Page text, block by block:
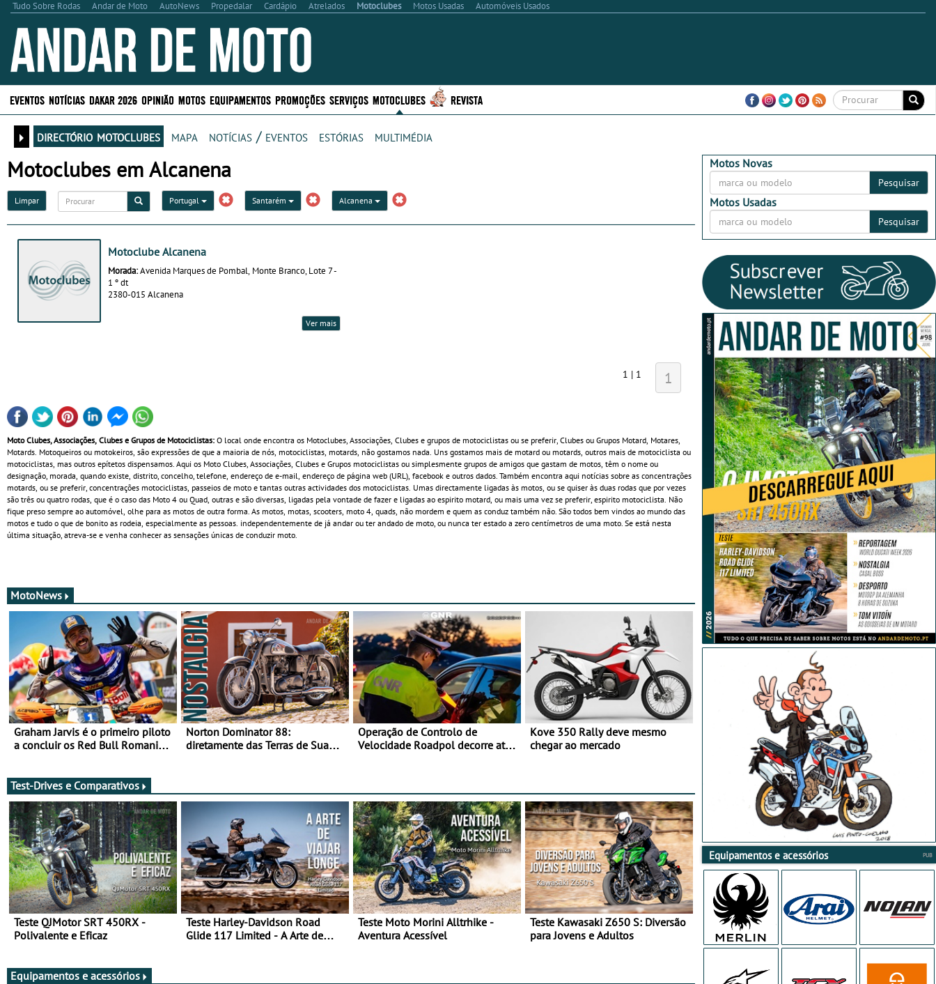
Tudo Sobre Rodas Andar de Moto AutoNews Propedalar Cardápio Atrelados Motoclubes Motos Usadas Automóveis Usados
EVENTOS NOTÍCIAS DAKAR 2026 OPINIÃO MOTOS EQUIPAMENTOS PROMOÇÕES SERVIÇOS MOTOCLUBES REVISTA
directório motoclubes mapa notícias / eventos estórias multimédia
Motoclubes em Alcanena
Limpar Portugal Santarém Alcanena
Motoclube Alcanena
Morada:Avenida Marques de Pombal, Monte Branco, Lote 7 -
1 º dt
2380-015 Alcanena
Ver mais
1 | 1 1
Moto Clubes, Associações, Clubes e Grupos de Motociclistas: O local onde encontra os Motoclubes, Associações, Clubes e grupos de motociclistas ou se preferir, Clubes ou Grupos Motard, Motares,
Motards. Motoqueiros ou motokeiros, são expressões de que a maioria de nós, motociclistas, motards, não gostamos nada. Uns gostamos mais de motard ou motards, outros mais de motociclista ou
motociclistas, mas outros epítetos dispensamos. Aqui os Moto Clubes, Associações, Clubes e Grupos motociclistas ou simplesmente grupos de amigos que gastam de motos, têm o nome ou
designação, morada, quando existe, distrito, concelho, telefone, endereço de e-mail, endereço de página web (URL), facebook e outros dados. Também encontra aqui notícias sobre as concentrações
motards, ou se preferir, concentrações motociclistas, passeios de moto e tantas outras actividades dos motociclistas. Umas directamente ligadas às motos, ou se quiser às duas rodas que por vezes
são três ou quatro rodas, que é o caso das Moto 4 ou Quad, outras e são diversas, ligadas pela vontade de fazer e ligadas ao espirito motard, ou mais uma vez se preferir, espirito motociclista. Não
fique preso sempre ao automóvel, olhe para as motos de outra forma. As motos, motas, scooters, moto 4, quads, não mordem e quem as conduz também não. São todos bem vindos ao mundo das
motos e tudo o que de bonito as rodeia, especialmente as pessoas. independentemente de já andar ou ter andado de moto, ou nunca ter estado a zero centímetros de uma moto. Se está nesta
última situação, atreva-se e venha conhecer as sensações únicas de conduzir moto.
MotoNews
Graham Jarvis é o primeiro piloto
a concluir os Red Bull Romaniacs
Norton Dominator 88:
diretamente das Terras de Sua
Operação de Controlo de
Velocidade Roadpol decorre até
Kove 350 Rally deve mesmo
chegar ao mercado
Test-Drives e Comparativos
Teste QJMotor SRT 450RX -
Polivalente e Eficaz
Teste Harley-Davidson Road
Glide 117 Limited - A Arte de
Teste Moto Morini Alltrhike -
Aventura Acessível
Teste Kawasaki Z650 S: Diversão
para Jovens e Adultos
Equipamentos e acessórios
Motos Novas
Pesquisar
Motos Usadas
Pesquisar
Equipamentos e acessórios